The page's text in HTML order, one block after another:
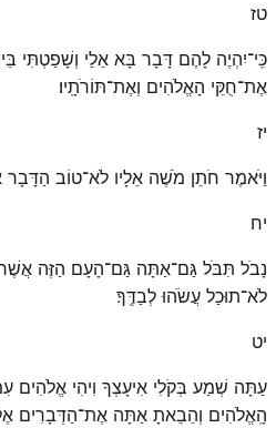
טז
כִּֽי־יִהְיֶה לָהֶם דָּבָר בָּא אֵלַי וְשָׁפַטְתִּי
אֶת־חֻקֵּי הָאֱלֹהִים וְאֶת־תּוֹרֹתָֽיו׃
יז
וַיֹּאמֶר חֹתֵן מֹשֶׁה אֵלָיו לֹא־טוֹב
יח
נָבֹל תִּבֹּל גַּם־אַתָּה גַּם־הָעָם הַזֶּה
לֹא־תוּכַל עֲשֹׂהוּ לְבַדֶּֽךָ׃
יט
עַתָּה שְׁמַע בְּקֹלִי אִיעָצְךָ וִיהִי אֱלֹהִים
הָֽאֱלֹהִים וְהֵבֵאתָ אַתָּה אֶת־הַדְּבָרִים